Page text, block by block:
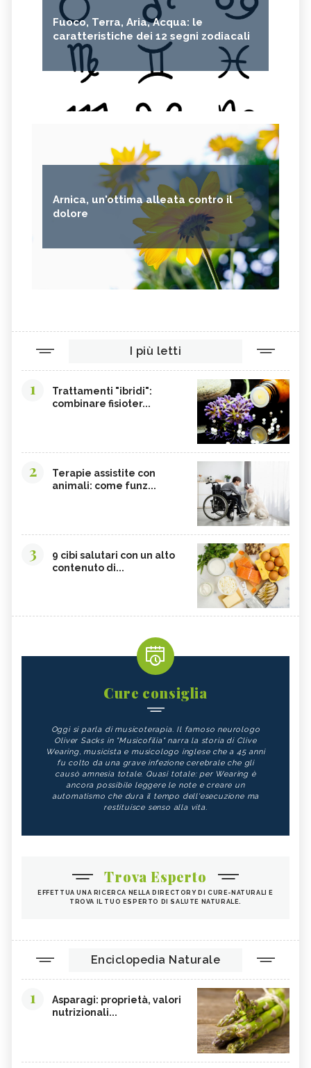
Fuoco, Terra, Aria, Acqua: le
caratteristiche dei 12 segni zodiacali
Arnica, un'ottima alleata contro il
dolore
I più letti
1
Trattamenti "ibridi":
combinare fisioter...
2
Terapie assistite con
animali: come funz...
3
9 cibi salutari con un alto
contenuto di...
Cure consiglia
Oggi si parla di musicoterapia. Il famoso neurologo
Oliver Sacks in "Musicofilia" narra la storia di Clive
Wearing, musicista e musicologo inglese che a 45 anni
fu colto da una grave infezione cerebrale che gli
causò amnesia totale. Quasi totale: per Wearing è
ancora possibile leggere le note e creare un
automatismo che dura il tempo dell'esecuzione ma
restituisce senso alla vita.
Trova Esperto
EFFETTUA UNA RICERCA NELLA DIRECTORY DI CURE-NATURALI E
TROVA IL TUO ESPERTO DI SALUTE NATURALE.
Enciclopedia Naturale
1
Asparagi: proprietà, valori
nutrizionali...